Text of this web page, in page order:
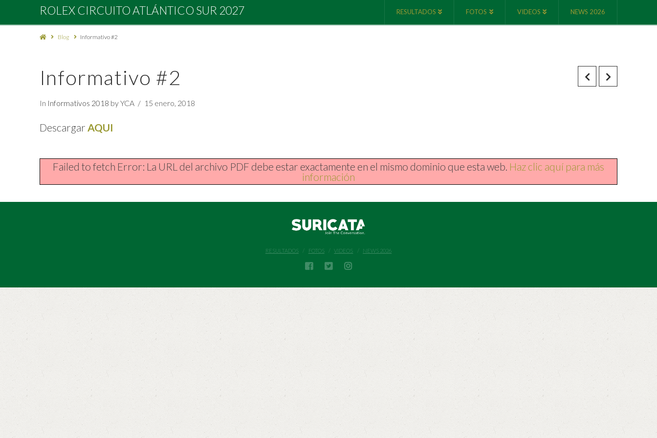
Rolex
Circuito
Atlántico
Sur
2027
ROLEX CIRCUITO ATLÁNTICO SUR 2027 RESULTADOS FOTOS VIDEOS NEWS 2026
Blog Informativo #2
Informativo #2
In Informativos 2018 by YCA 15 enero, 2018
Descargar AQUI
Failed to fetch Error: La URL del archivo PDF debe estar exactamente en el mismo dominio que esta web. Haz clic aquí para más
información
RESULTADOS FOTOS VIDEOS NEWS 2026